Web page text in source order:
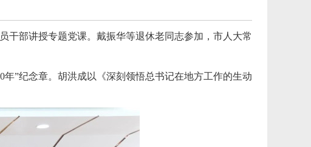
干部讲授专题党课。戴振华等退休老同志参加，市人大常
”纪念章。胡洪成以《深刻领悟总书记在地方工作的生动